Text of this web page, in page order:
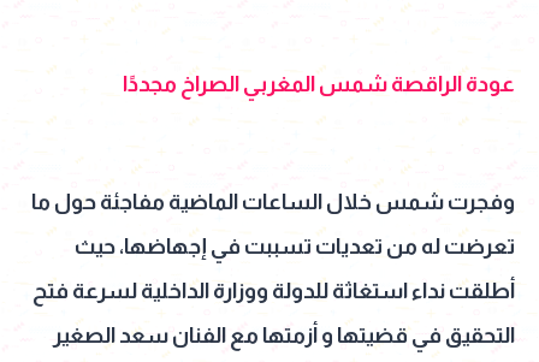
عودة الراقصة شمس المغربي الصراخ مجددًا
وفجرت شمس خلال الساعات الماضية مفاجئة حول ما
تعرضت له من تعديات تسببت في إجهاضها، حيث
أطلقت نداء استغاثة للدولة ووزارة الداخلية لسرعة فتح
التحقيق في قضيتها و أزمتها مع الفنان سعد الصغير